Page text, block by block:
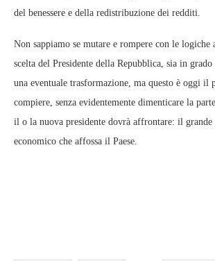
del benessere e della redistribuzione dei redditi.
Non sappiamo se mutare e rompere con le logiche
scelta del Presidente della Repubblica, sia in
una eventuale trasformazione, ma questo è oggi il
compiere, senza evidentemente dimenticare la
il o la nuova presidente dovrà affrontare: il grande
economico che affossa il Paese.